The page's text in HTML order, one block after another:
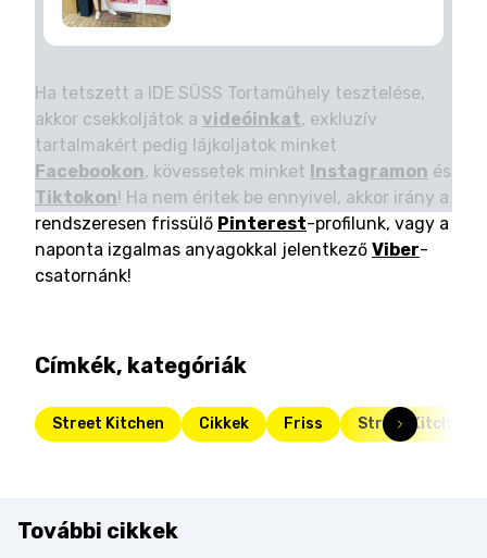
Ha tetszett a IDE SÜSS Tortaműhely tesztelése,
akkor csekkoljátok a videóinkat, exkluzív
tartalmakért pedig lájkoljatok minket
Facebookon, kövessetek minket Instagramon és
Tiktokon! Ha nem éritek be ennyivel, akkor irány a
rendszeresen frissülő Pinterest-profilunk, vagy a
naponta izgalmas anyagokkal jelentkező Viber-
csatornánk!
Címkék, kategóriák
Street Kitchen Cikkek Friss Street Kitchen
További cikkek